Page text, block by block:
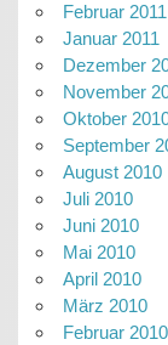
Februar 2011
Januar 2011
Dezember
November
Oktober
September
August 2010
Juli 2010
Juni 2010
Mai 2010
April 2010
März 2010
Februar 2010